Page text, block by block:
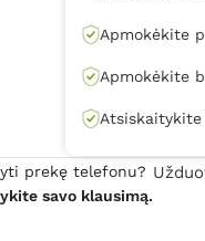
Apmokėkite
Apmokėkite
prekę telefonu?
savo klausimą.